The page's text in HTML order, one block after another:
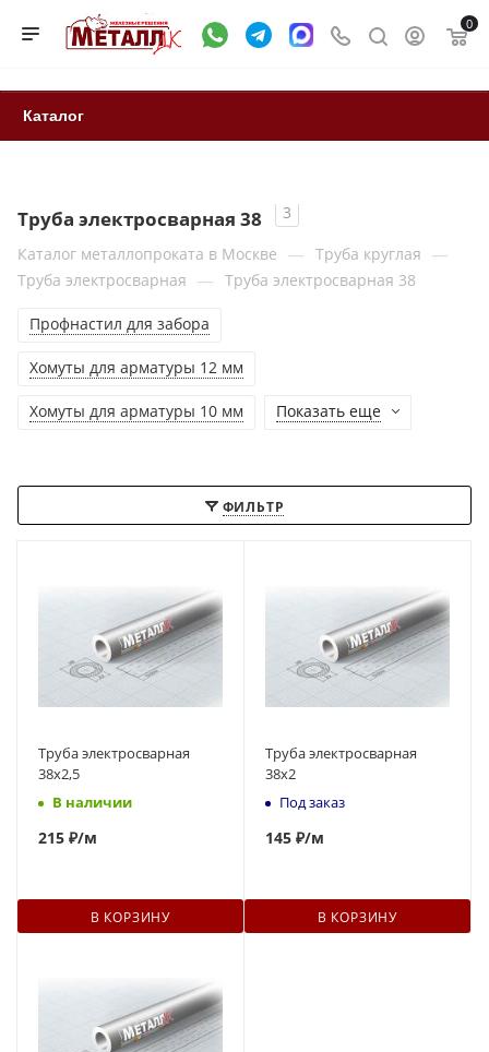
0
Каталог
Труба электросварная 38
3
Каталог металлопроката в Москве — Труба круглая —
Труба электросварная — Труба электросварная 38
Профнастил для забора
Хомуты для арматуры 12 мм
Хомуты для арматуры 10 мм Показать еще
ФИЛЬТР
Труба электросварная
38x2,5
В наличии
215 ₽/м
В КОРЗИНУ
Труба электросварная
38x2
Под заказ
145 ₽/м
В КОРЗИНУ